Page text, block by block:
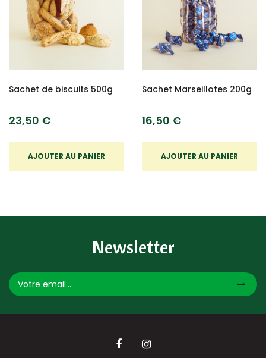
Sachet de biscuits 500g
23,50 €
AJOUTER AU PANIER
Sachet Marseillotes 200g
16,50 €
AJOUTER AU PANIER
Newsletter